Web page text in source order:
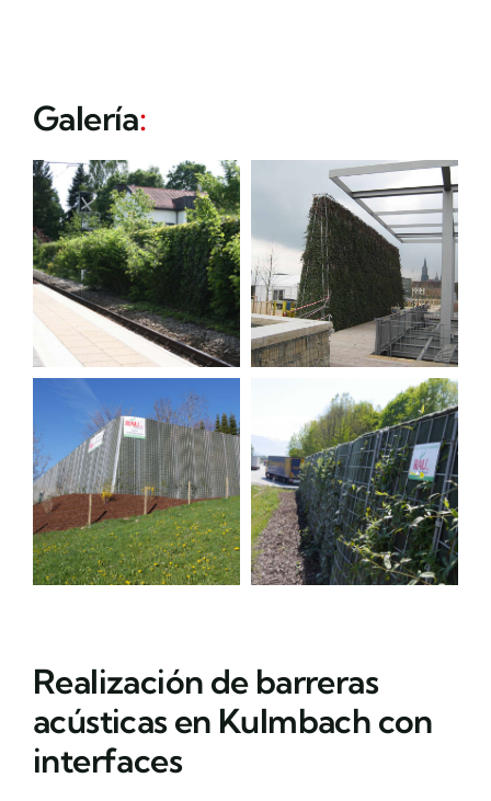
Galería:
Realización de barreras
acústicas en Kulmbach con
interfaces